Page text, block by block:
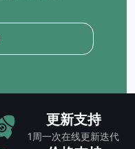
更新支持
1周一次在线更新迭代